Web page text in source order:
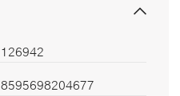
126942
8595698204677